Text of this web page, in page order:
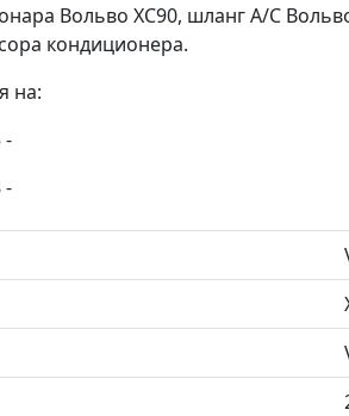
Вольво ХС90, шланг A/C
кондиционера.
на:
-
-